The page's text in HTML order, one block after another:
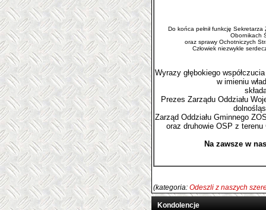
Do końca pełnił funkcję
Obornikach
oraz sprawy Ochotniczych
Człowiek niezwykle
Wyrazy głębokiego
w imieniu
Prezes Zarządu Oddziału
Zarząd Oddziału Gminnego
oraz druhowie OSP z
Na zawsze w
(kategoria: Odeszli z naszych
Kondolencje